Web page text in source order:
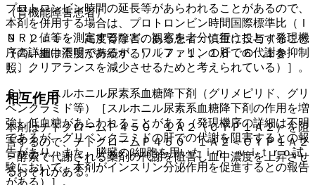
プロトロンビン時間の延長等があらわれることがあるので、
本剤を併用する場合は、プロトロンビン時間国際標準比（Ｉ
ＮＲ）値等を測定するなど、観察を十分に行うこと（発現機
序の詳細は不明であるが、ワルファリンの肝での代謝を抑制
し、クリアランスを減少させるためと考えられている）］。
６）． スルホニル尿素系血糖降下剤（グリメピリド、グリ
ベンクラミド等）［スルホニル尿素系血糖降下剤の作用を増
強し低血糖があらわれることがある（発現機序の詳細は不明
であるが、グリベンクラミドの肝での代謝を阻害するとの報
告があり、また、膵臓のβ細胞を用いたｉｎ ｖｉｔｒｏ試
験において、本剤がインスリン分泌作用を促進するとの報告
がある）］。
（腎機能障害患者）
９．２．１． 高度腎障害のある患者：慎重に投与すること
（高い血中濃度が持続する）〔７．１、１６．６．１参
照〕。
相互作用
本剤はチトクロームＰ４５０ １Ａ２（ＣＹＰ１Ａ２）を阻
害するので、チトクロームＰ４５０ １Ａ２＜ＣＹＰ１Ａ２
＞酵素で代謝される薬剤の代謝を阻害し血中濃度を上昇させ
るおそれがある。